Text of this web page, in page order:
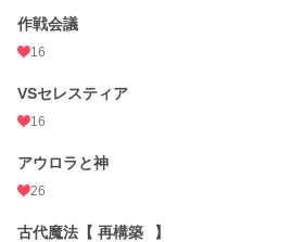
作戦会議
16
VSセレスティア
16
アウロラと神
26
古代魔法【 再構築⠀】